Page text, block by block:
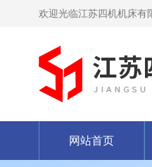
欢迎光临江苏四机机床有
网站首页